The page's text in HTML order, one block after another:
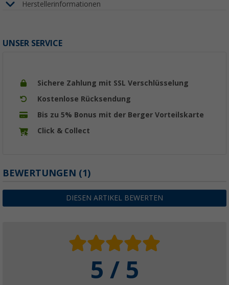
Herstellerinformationen
UNSER SERVICE
Sichere Zahlung mit SSL Verschlüsselung
Kostenlose Rücksendung
Bis zu 5% Bonus mit der Berger Vorteilskarte
Click & Collect
BEWERTUNGEN (1)
DIESEN ARTIKEL BEWERTEN
5 / 5